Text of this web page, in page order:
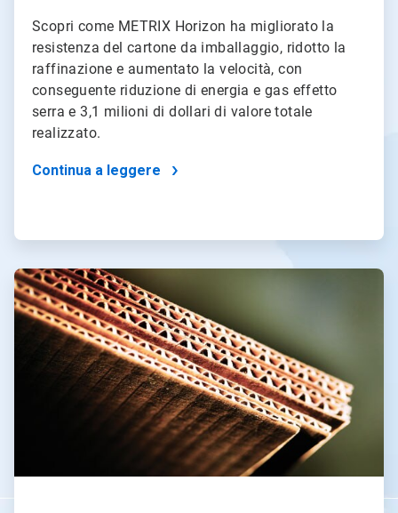
Scopri come METRIX Horizon ha migliorato la
resistenza del cartone da imballaggio, ridotto la
raffinazione e aumentato la velocità, con
conseguente riduzione di energia e gas effetto
serra e 3,1 milioni di dollari di valore totale
realizzato.
Continua a leggere
ArticleTile
2
di